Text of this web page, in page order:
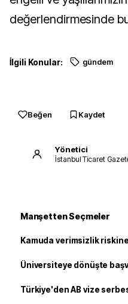
değerlendirmesinde
İlgili Konular: gündem
Beğen Kaydet
Yönetici
İstanbul Ticaret
Manşetten Seçmeler
Kamuda verimsizlik
Üniversiteye dönüşte
Türkiye'den AB vize